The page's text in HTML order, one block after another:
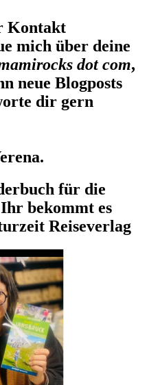
Kontakt
mich über deine
dot com,
neue Blogposts
dir gern
für die
bekommt es
Reiseverlag